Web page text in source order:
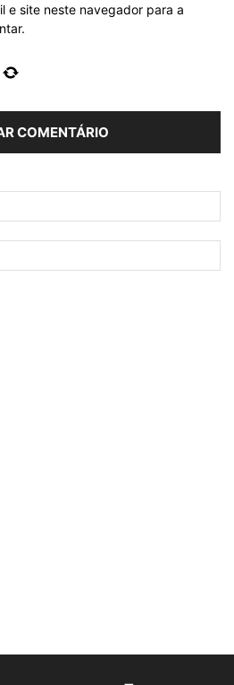
e site neste navegador para a